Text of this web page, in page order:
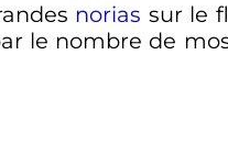
norias sur le
le nombre de